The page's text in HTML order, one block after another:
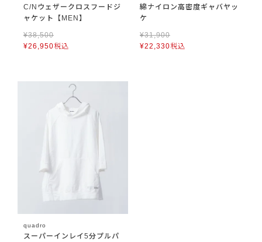
C/Nウェザークロスフードジ
ャケット【MEN】
¥38,500
¥26,950税込
綿ナイロン高密度ギャバヤッ
ケ
¥31,900
¥22,330税込
quadro
スーパーインレイ5分プルパ